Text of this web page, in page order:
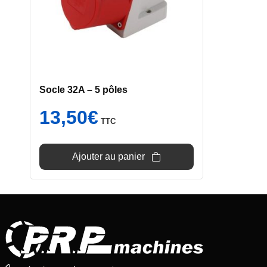
Socle 32A – 5 pôles
13,50€ TTC
Ajouter au panier